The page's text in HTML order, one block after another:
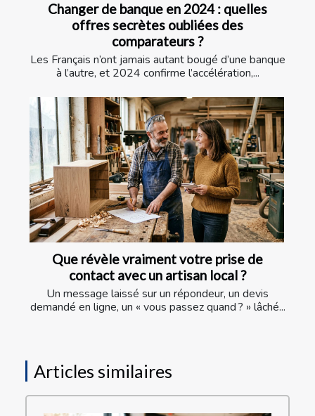
Changer de banque en 2024 : quelles
offres secrètes oubliées des
comparateurs ?
Les Français n’ont jamais autant bougé d’une banque
à l’autre, et 2024 confirme l’accélération,...
Que révèle vraiment votre prise de
contact avec un artisan local ?
Un message laissé sur un répondeur, un devis
demandé en ligne, un « vous passez quand ? » lâché...
Articles similaires